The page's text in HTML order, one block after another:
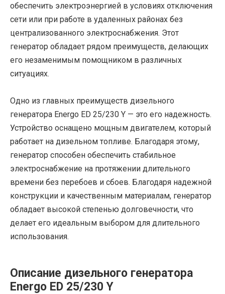
обеспечить электроэнергией в условиях отключения
сети или при работе в удаленных районах без
централизованного электроснабжения. Этот
генератор обладает рядом преимуществ, делающих
его незаменимым помощником в различных
ситуациях.
Одно из главных преимуществ дизельного
генератора Energo ED 25/230 Y — это его надежность.
Устройство оснащено мощным двигателем, который
работает на дизельном топливе. Благодаря этому,
генератор способен обеспечить стабильное
электроснабжение на протяжении длительного
времени без перебоев и сбоев. Благодаря надежной
конструкции и качественным материалам, генератор
обладает высокой степенью долговечности, что
делает его идеальным выбором для длительного
использования.
Описание дизельного генератора
Energo ED 25/230 Y